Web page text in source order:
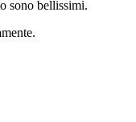
sono bellissimi.